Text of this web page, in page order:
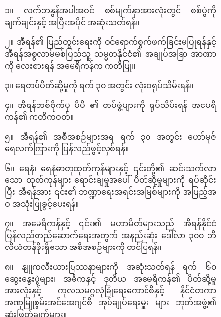
၁။ လက်ဘနွန်အပါအဝင် စစ်မျက်နှာအားလုံးတွင် စစ်ပွဲကို
ချက်ချင်းနှင့် အပြီးအပိုင် အဆုံးသတ်ရန်။
၂။ အီရန်၏ ပြည်တွင်းရေးကို ဝင်ရောက်စွက်ဖက်ခြင်းမပြုရန်နှင့်
အီရန်အစ္စလာမ်မစ်ပြည်သူ့ သမ္မတနိုင်ငံ၏ အချုပ်အခြာ အာဏာ
ကို လေးစားရန် အမေရိကန်က ကတိပြု။
၃။ ရေတပ်ပိတ်ဆို့မှုကို ရက် ၃၀ အတွင်း လုံးဝရုပ်သိမ်းရန်။
၄။ အီရန်တစ်ဝိုက်မှ မိမိ ၏ တပ်ဖွဲ့များကို ရုပ်သိမ်းရန် အမေရိ
ကန်၏ ကတိကဝတ်။
၅။ အီရန်၏ အစီအစဉ်များအရ ရက် ၃၀ အတွင်း ဟော်မုဇ်
ရေလက်ကြားကို ပြန်လည်ဖွင့်လှစ်ရန်။
၆။ ရေနံ၊ ရေနံဓာတုထုတ်ကုန်များနှင့် ၎င်းတို့၏ ဆင်းသက်လာ
သော ထုတ်ကုန်များ ရောင်းချမှုအပေါ် ပိတ်ဆို့မှုများကို ရပ်ဆိုင်း
ပြီး အီရန်အား ၎င်း၏ ဘဏ္ဍာရေးအရင်းအမြစ်များကို အပြည့်အ
ဝ အသုံးပြုခွင့်ပေးရန်။
၇။ အမေရိကန်နှင့် ၎င်း၏ မဟာမိတ်များသည် အီရန်နိုင်ငံ
ပြန်လည်တည်ဆောက်ရေးအတွက် အနည်းဆုံး ဒေါ်လာ ၃၀၀ ဘီ
လီယံတန်ဖိုးရှိသော အစီအစဉ်များကို တင်ပြရန်။
၈။ နျူကလီးယားပြဿနာများကို အဆုံးသတ်ရန် ရက် ၆၀
ဆွေးနွေးပွဲများ၊ အဓိကနှင့် ဒုတိယ အမေရိကန်၏ ပိတ်ဆို့မှု
အားလုံးနှင့် ကုလသမဂ္ဂလုံခြုံရေးကောင်စီနှင့် နိုင်ငံတကာ
အဏုမြူစွမ်းအင်အေဂျင်စီ အုပ်ချုပ်ရေးမှူး များ ဘုတ်အဖွဲ့၏
ဆုံးဖြတ်ချက်များ။